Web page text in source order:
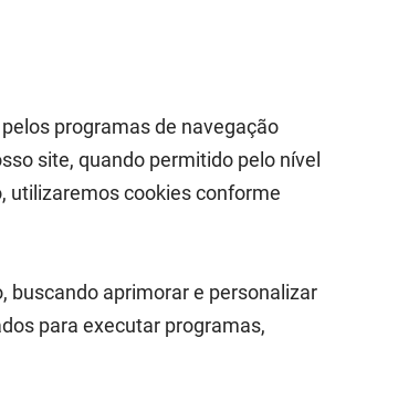
programas de navegação
site, quando permitido pelo nível
utilizaremos cookies conforme
buscando aprimorar e personalizar
para executar programas,